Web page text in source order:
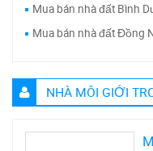
Mua bán nhà đất Bình
Mua bán nhà đất Đồng
NHÀ MÔI GIỚI